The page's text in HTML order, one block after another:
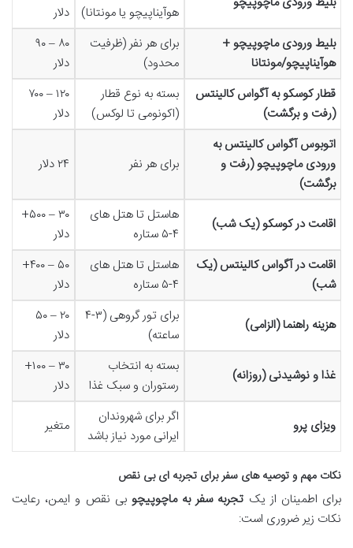
هوآیناپیچو یا مونتانا)
دلار
بلیط ورودی ماچوپیچو +
هوآیناپیچو/مونتانا
برای هر نفر (ظرفیت
محدود)
۸۰ – ۹۰
دلار
قطار کوسکو به آگواس کالینتس
(رفت و برگشت)
بسته به نوع قطار
(اکونومی تا لوکس)
۱۲۰ – ۷۰۰
دلار
اتوبوس آگواس کالینتس به
ورودی ماچوپیچو (رفت و
برگشت)
برای هر نفر ۲۴ دلار
اقامت در کوسکو (یک شب)
هاستل تا هتل های
۴-۵ ستاره
۳۰ – ۵۰۰+
دلار
اقامت در آگواس کالینتس (یک
شب)
هاستل تا هتل های
۴-۵ ستاره
۵۰ – ۴۰۰+
دلار
هزینه راهنما (الزامی)
برای تور گروهی (۳-۴
ساعته)
۲۰ – ۵۰
دلار
غذا و نوشیدنی (روزانه)
بسته به انتخاب
رستوران و سبک غذا
۳۰ – ۱۰۰+
دلار
ویزای پرو
اگر برای شهروندان
ایرانی مورد نیاز باشد
متغیر
نکات مهم و توصیه های سفر برای تجربه ای بی نقص
برای اطمینان از یک تجربه سفر به ماچوپیچو بی نقص و ایمن، رعایت
نکات زیر ضروری است: